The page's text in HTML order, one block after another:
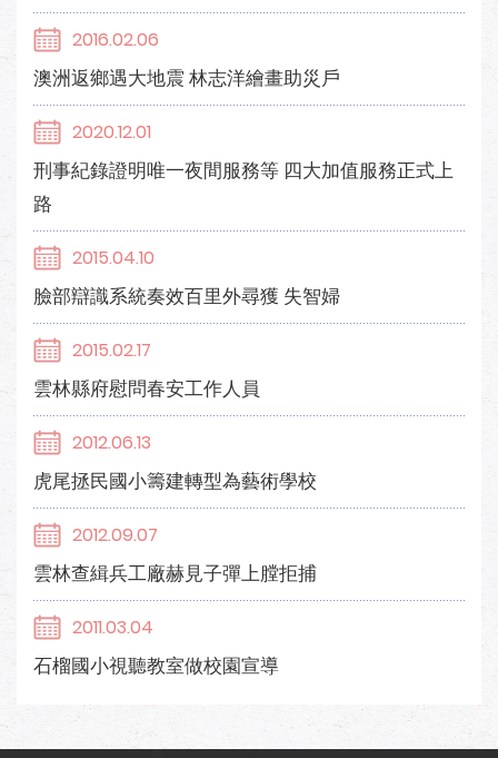
2016.02.06
澳洲返鄉遇大地震 林志洋繪畫助災戶
2020.12.01
刑事紀錄證明唯一夜間服務等 四大加值服務正式上
路
2015.04.10
臉部辯識系統奏效百里外尋獲 失智婦
2015.02.17
雲林縣府慰問春安工作人員
2012.06.13
虎尾拯民國小籌建轉型為藝術學校
2012.09.07
雲林查緝兵工廠赫見子彈上膛拒捕
2011.03.04
石榴國小視聽教室做校園宣導